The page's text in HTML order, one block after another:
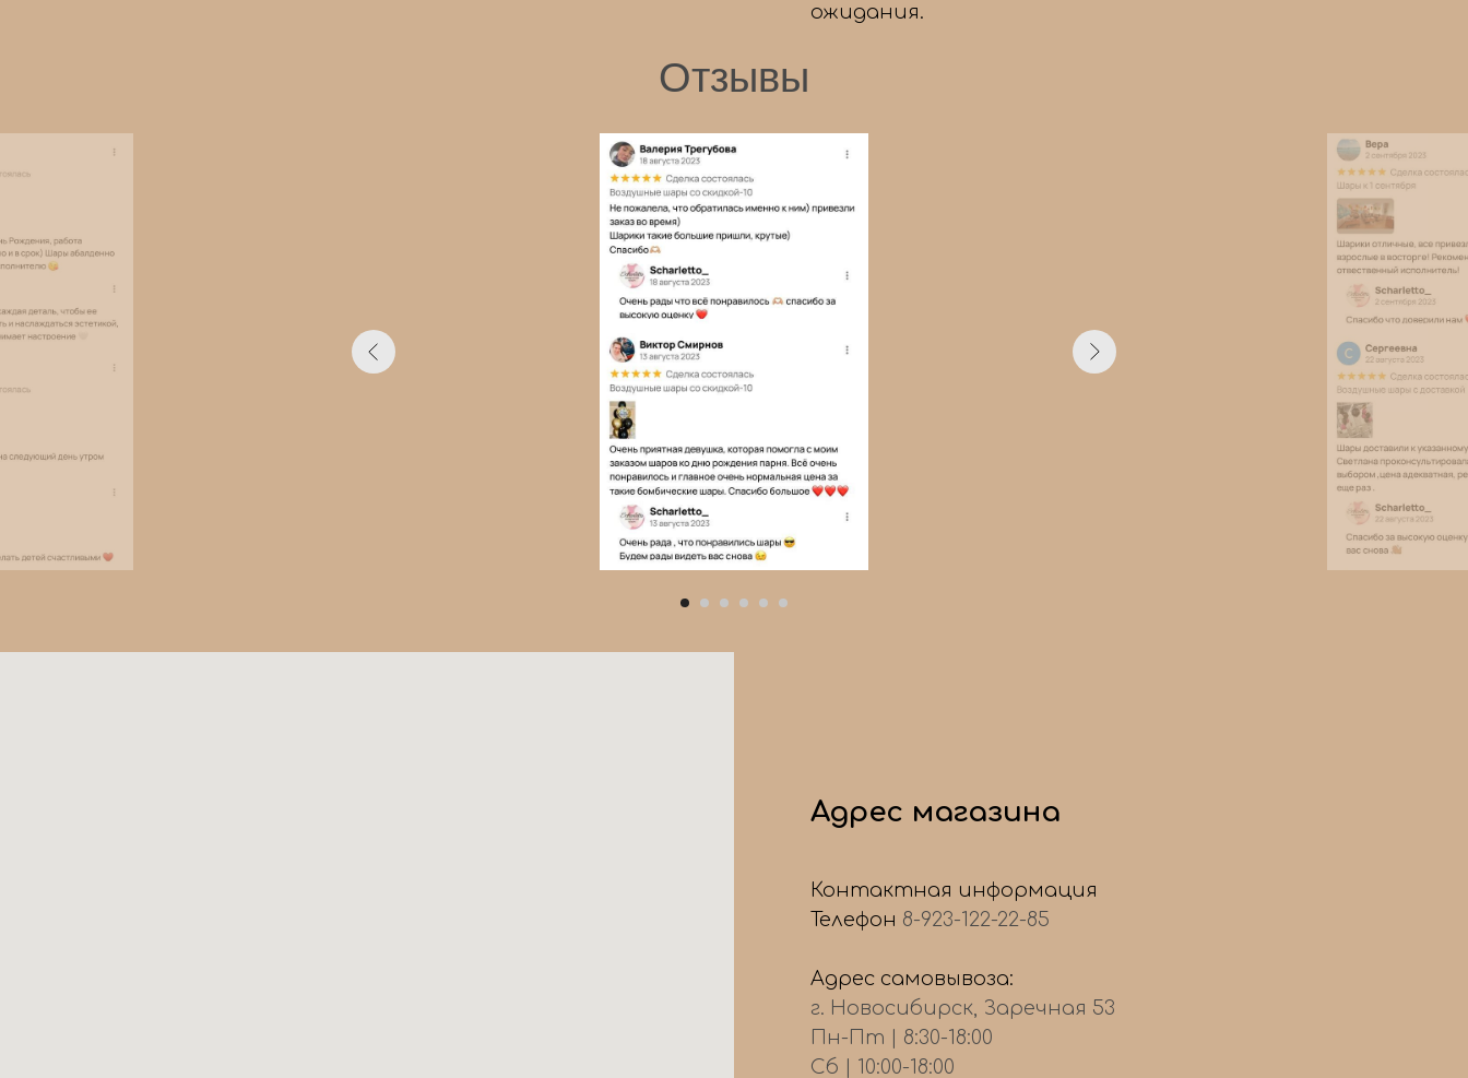
ожидания.
Отзывы
Адрес магазина
Контактная информация
Телефон 8-923-122-22-85
Адрес самовывоза:
г. Новосибирск, Заречная 53
Пн-Пт | 8:30-18:00
Сб | 10:00-18:00